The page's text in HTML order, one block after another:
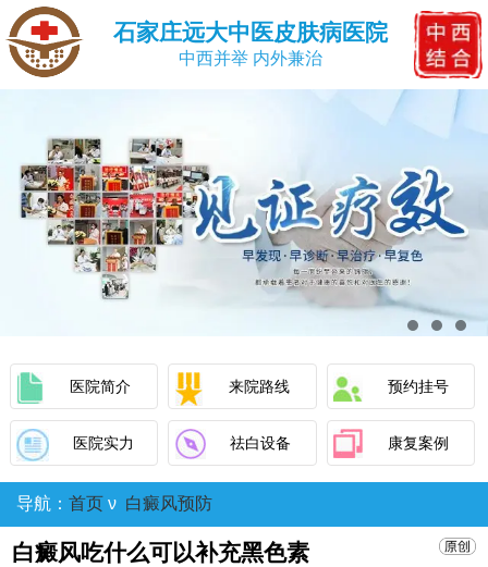
石家庄远大中医皮肤病医院
中西并举 内外兼治
医院简介 来院路线 预约挂号
医院实力 祛白设备 康复案例
导航： 首页 ν 白癜风预防
白癜风吃什么可以补充黑色素